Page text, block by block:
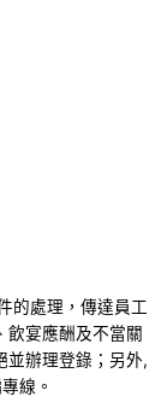
的處理，傳達員工
飲宴應酬及不當關
並辦理登錄；另外,
線。